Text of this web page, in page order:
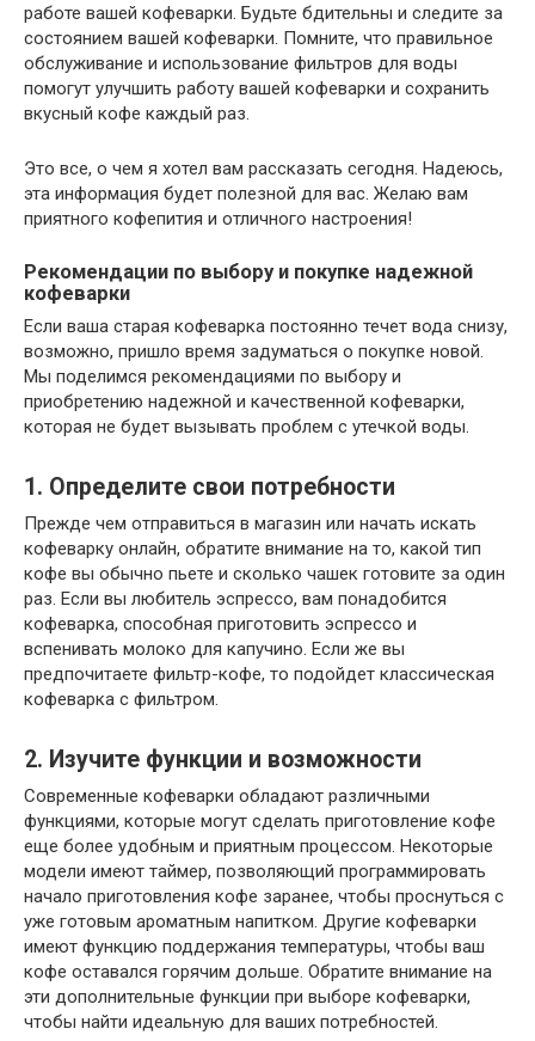
работе вашей кофеварки. Будьте бдительны и следите за
состоянием вашей кофеварки. Помните, что правильное
обслуживание и использование фильтров для воды
помогут улучшить работу вашей кофеварки и сохранить
вкусный кофе каждый раз.
Это все, о чем я хотел вам рассказать сегодня. Надеюсь,
эта информация будет полезной для вас. Желаю вам
приятного кофепития и отличного настроения!
Рекомендации по выбору и покупке надежной
кофеварки
Если ваша старая кофеварка постоянно течет вода снизу,
возможно, пришло время задуматься о покупке новой.
Мы поделимся рекомендациями по выбору и
приобретению надежной и качественной кофеварки,
которая не будет вызывать проблем с утечкой воды.
1. Определите свои потребности
Прежде чем отправиться в магазин или начать искать
кофеварку онлайн, обратите внимание на то, какой тип
кофе вы обычно пьете и сколько чашек готовите за один
раз. Если вы любитель эспрессо, вам понадобится
кофеварка, способная приготовить эспрессо и
вспенивать молоко для капучино. Если же вы
предпочитаете фильтр-кофе, то подойдет классическая
кофеварка с фильтром.
2. Изучите функции и возможности
Современные кофеварки обладают различными
функциями, которые могут сделать приготовление кофе
еще более удобным и приятным процессом. Некоторые
модели имеют таймер, позволяющий программировать
начало приготовления кофе заранее, чтобы проснуться с
уже готовым ароматным напитком. Другие кофеварки
имеют функцию поддержания температуры, чтобы ваш
кофе оставался горячим дольше. Обратите внимание на
эти дополнительные функции при выборе кофеварки,
чтобы найти идеальную для ваших потребностей.